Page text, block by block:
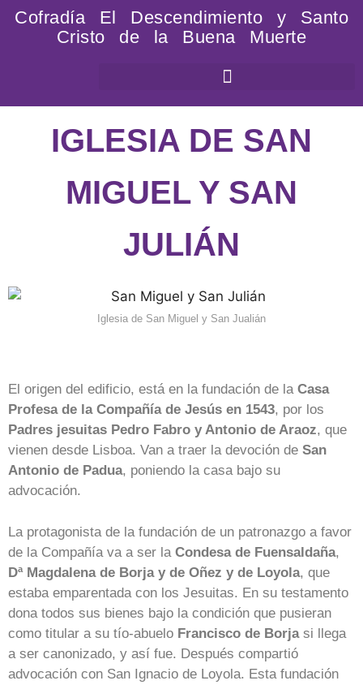
Cofradía El Descendimiento y Santo
Cristo de la Buena Muerte
IGLESIA DE SAN
MIGUEL Y SAN
JULIÁN
Iglesia de San Miguel y San Jualián
El origen del edificio, está en la fundación de la Casa
Profesa de la Compañía de Jesús en 1543, por los
Padres jesuitas Pedro Fabro y Antonio de Araoz, que
vienen desde Lisboa. Van a traer la devoción de San
Antonio de Padua, poniendo la casa bajo su
advocación.
La protagonista de la fundación de un patronazgo a favor
de la Compañía va a ser la Condesa de Fuensaldaña,
Dª Magdalena de Borja y de Oñez y de Loyola, que
estaba emparentada con los Jesuitas. En su testamento
dona todos sus bienes bajo la condición que pusieran
como titular a su tío-abuelo Francisco de Borjasi llega
a ser canonizado, y así fue. Después compartió
advocación con San Ignacio de Loyola. Esta fundación